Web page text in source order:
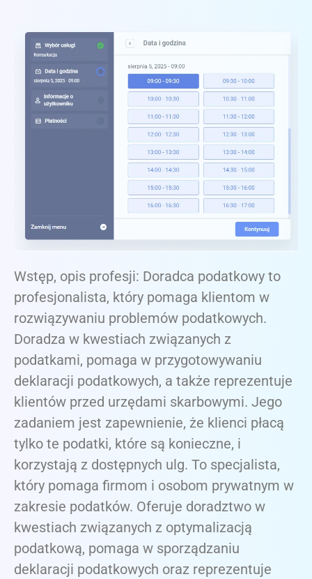
Wstęp, opis profesji: Doradca podatkowy to
profesjonalista, który pomaga klientom w
rozwiązywaniu problemów podatkowych.
Doradza w kwestiach związanych z
podatkami, pomaga w przygotowywaniu
deklaracji podatkowych, a także reprezentuje
klientów przed urzędami skarbowymi. Jego
zadaniem jest zapewnienie, że klienci płacą
tylko te podatki, które są konieczne, i
korzystają z dostępnych ulg. To specjalista,
który pomaga firmom i osobom prywatnym w
zakresie podatków. Oferuje doradztwo w
kwestiach związanych z optymalizacją
podatkową, pomaga w sporządzaniu
deklaracji podatkowych oraz reprezentuje